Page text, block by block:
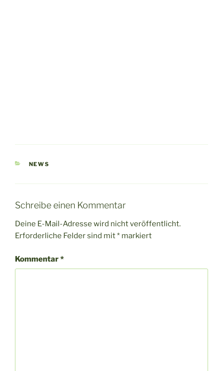
KATEGORIEN
NEWS
Schreibe einen Kommentar
Deine E-Mail-Adresse wird nicht veröffentlicht.
Erforderliche Felder sind mit* markiert
Kommentar*